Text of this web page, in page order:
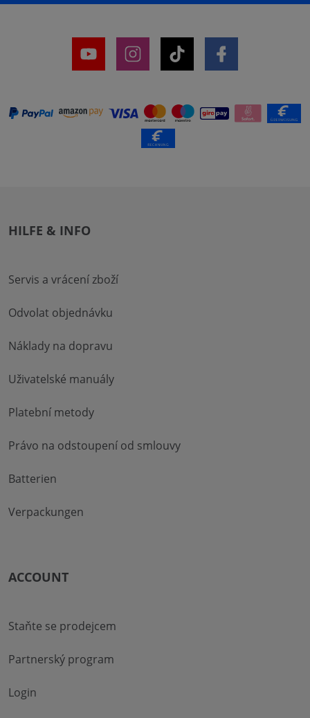
HILFE & INFO
Servis a vrácení zboží
Odvolat objednávku
Náklady na dopravu
Uživatelské manuály
Platební metody
Právo na odstoupení od smlouvy
Batterien
Verpackungen
ACCOUNT
Staňte se prodejcem
Partnerský program
Login